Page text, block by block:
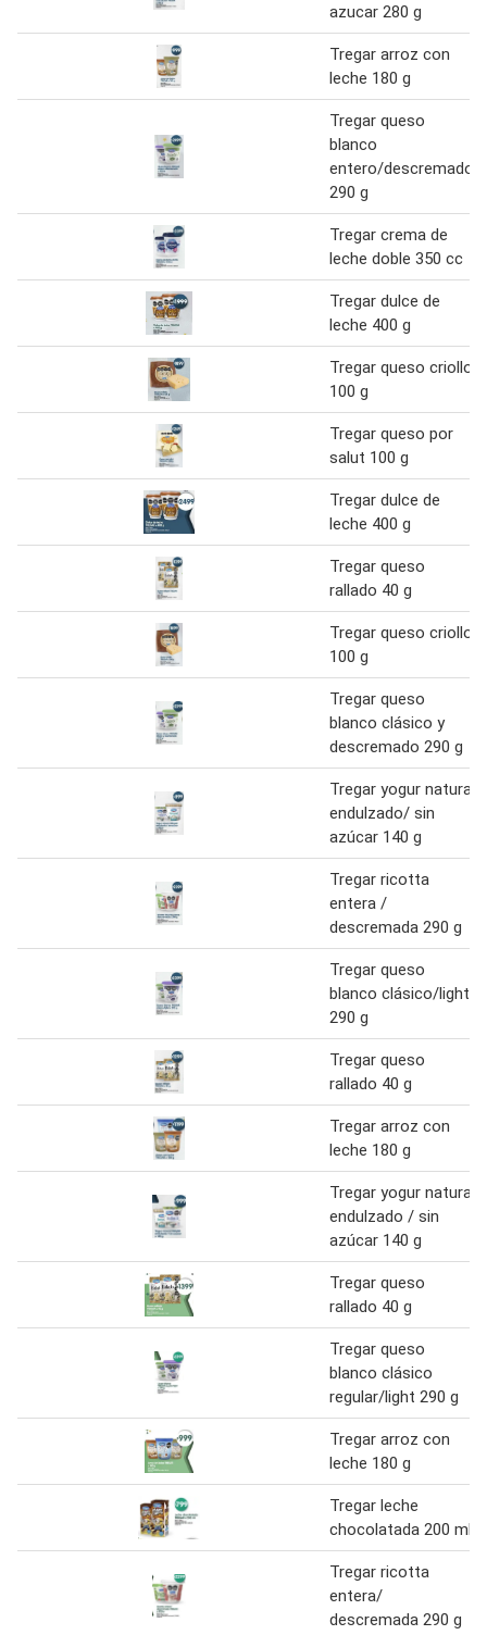
azucar 280 g
Tregar arroz con
leche 180 g
Tregar queso
blanco
entero/descremado
290 g
Tregar crema de
leche doble 350 cc
Tregar dulce de
leche 400 g
Tregar queso criollo
100 g
Tregar queso por
salut 100 g
Tregar dulce de
leche 400 g
Tregar queso
rallado 40 g
Tregar queso criollo
100 g
Tregar queso
blanco clásico y
descremado 290 g
Tregar yogur natural
endulzado/ sin
azúcar 140 g
Tregar ricotta
entera /
descremada 290 g
Tregar queso
blanco clásico/light
290 g
Tregar queso
rallado 40 g
Tregar arroz con
leche 180 g
Tregar yogur natural
endulzado / sin
azúcar 140 g
Tregar queso
rallado 40 g
Tregar queso
blanco clásico
regular/light 290 g
Tregar arroz con
leche 180 g
Tregar leche
chocolatada 200 ml.
Tregar ricotta
entera/
descremada 290 g